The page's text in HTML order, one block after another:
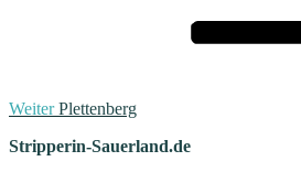
Weiter Plettenberg
Stripperin-Sauerland.de